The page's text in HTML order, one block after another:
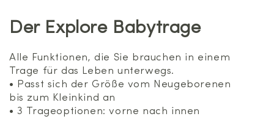
Der Explore Babytrage
Alle Funktionen, die Sie brauchen in einem
Trage für das Leben unterwegs.
• Passt sich der Größe vom Neugeborenen
bis zum Kleinkind an
• 3 Trageoptionen: vorne nach innen